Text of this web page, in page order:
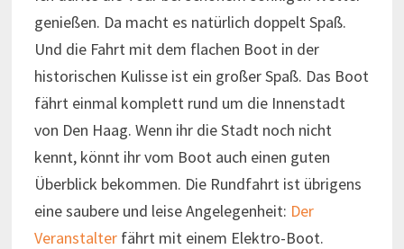
genießen. Da macht es natürlich doppelt Spaß.
Und die Fahrt mit dem flachen Boot in der
historischen Kulisse ist ein großer Spaß. Das Boot
fährt einmal komplett rund um die Innenstadt
von Den Haag. Wenn ihr die Stadt noch nicht
kennt, könnt ihr vom Boot auch einen guten
Überblick bekommen. Die Rundfahrt ist übrigens
eine saubere und leise Angelegenheit: Der
Veranstalterfährt mit einem Elektro-Boot.